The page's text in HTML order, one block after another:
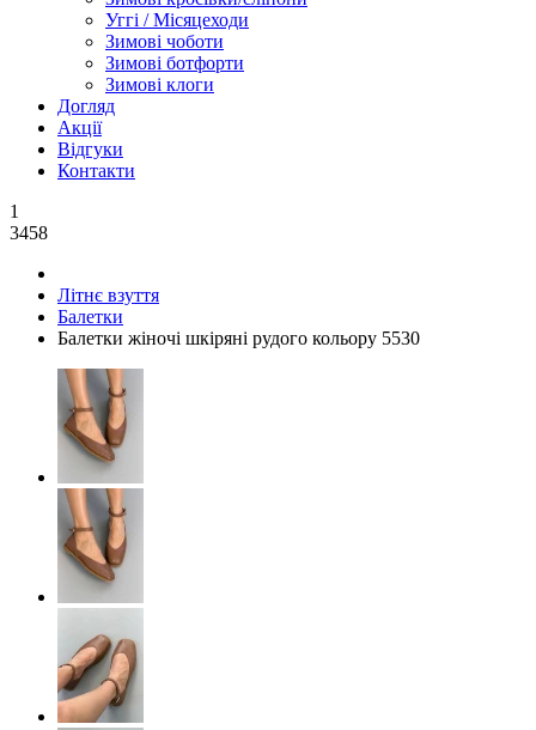
Уггі / Місяцеходи
Зимові чоботи
Зимові ботфорти
Зимові клоги
Догляд
Акції
Відгуки
Контакти
1
3458
Літнє взуття
Балетки
Балетки жіночі шкіряні рудого кольору 5530